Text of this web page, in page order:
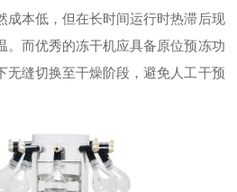
成本低，但在长时间运行时热滞后现
。而优秀的冻干机应具备原位预冻功
无缝切换至干燥阶段，避免人工干预